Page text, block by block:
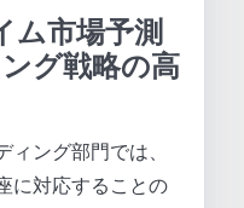
ム市場予測
グ戦略の高
ィング部門では、
に対応することの